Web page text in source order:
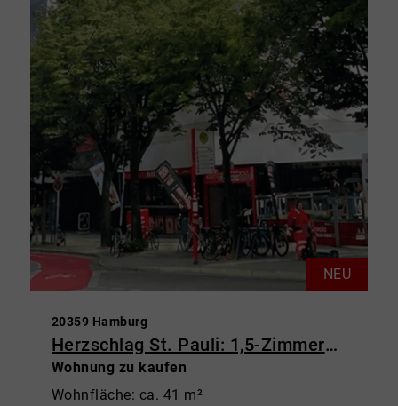
NEU
20359 Hamburg
Herzschlag St. Pauli: 1,5-Zimmerwohnung mit Balkon & Weitblick
Wohnung zu kaufen
Wohnfläche: ca. 41 m²